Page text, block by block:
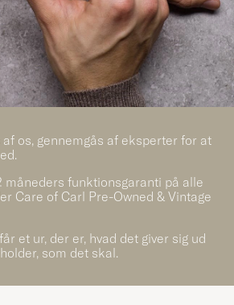
os, gennemgås af eksperter for at
måneders funktionsgaranti på alle
Care of Carl Pre-Owned & Vintage
et ur, der er, hvad det giver sig ud
som det skal.